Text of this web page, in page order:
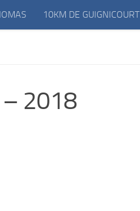
10KM DE GUIGNICOURT
– 2018